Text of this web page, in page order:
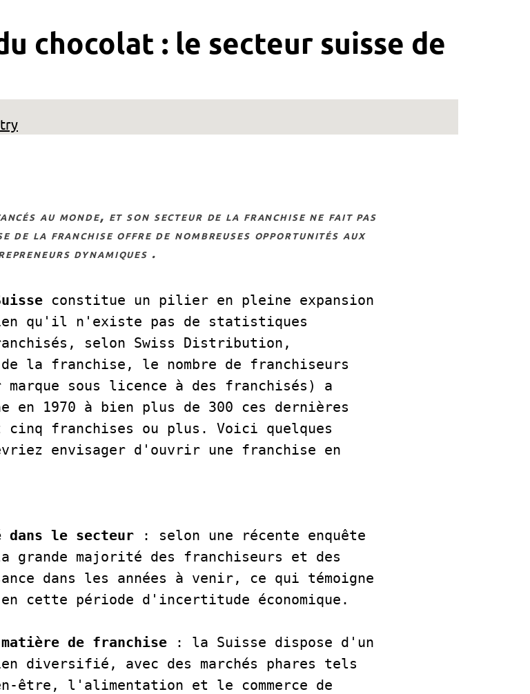
chocolat : le secteur suisse de
de la franchise offre de nombreuses opportunités aux
dynamiques .
constitue un pilier en pleine expansion
qu'il n'existe pas de statistiques
selon Swiss Distribution,
la franchise, le nombre de franchiseurs
sous licence à des franchisés) a
en 1970 à bien plus de 300 ces dernières
cinq franchises ou plus. Voici quelques
envisager d'ouvrir une franchise en
dans le secteur : selon une récente enquête
grande majorité des franchiseurs et des
dans les années à venir, ce qui témoigne
cette période d'incertitude économique.
de franchise : la Suisse dispose d'un
diversifié, avec des marchés phares tels
être, l'alimentation et le commerce de